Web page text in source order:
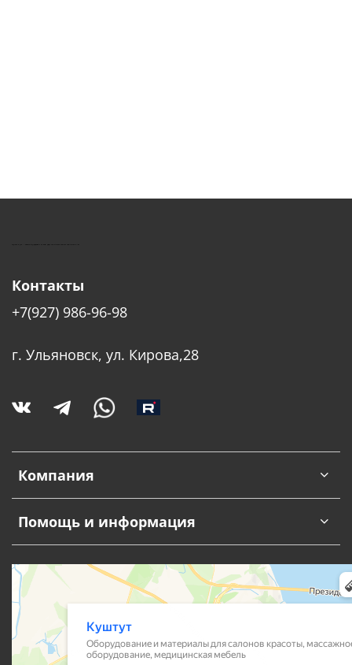
КУШТУТ - ОБОРУДОВАНИЕ ДЛЯ САЛОНОВ КРАСОТЫ
Компания
Помощь и информация
Контакты
+7(927) 986-96-98
г. Ульяновск, ул. Кирова,28